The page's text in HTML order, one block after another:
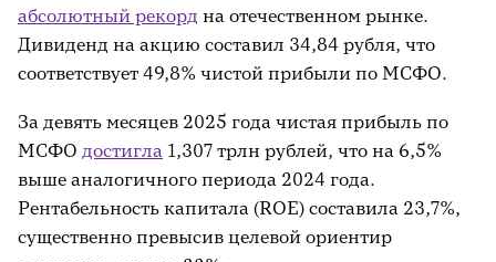
абсолютный рекорд на отечественном рынке.
Дивиденд на акцию составил 34,84 рубля, что
соответствует 49,8% чистой прибыли по МСФО.
За девять месяцев 2025 года чистая прибыль по
МСФО достигла 1,307 трлн рублей, что на 6,5%
выше аналогичного периода 2024 года.
Рентабельность капитала (ROE) составила 23,7%,
существенно превысив целевой ориентир